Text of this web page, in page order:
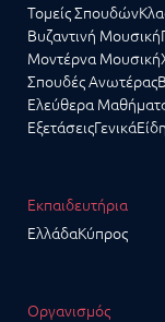
Τομείς Σπουδών
Βυζαντινή Μουσική
Μοντέρνα Μουσική
Σπουδές Ανωτέρας
Ελεύθερα
ΕξετάσειςΓενικά
Εκπαιδευτήρια
ΕλλάδαΚύπρος
Οργανισμός